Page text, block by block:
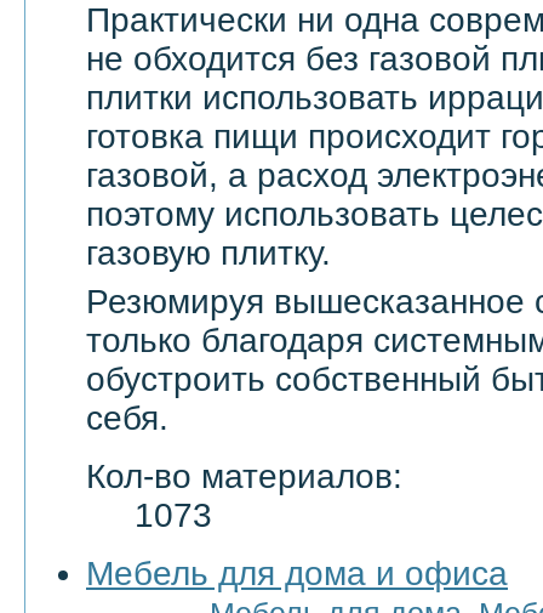
Практически ни одна
не обходится без газовой
плитки использовать
готовка пищи происходит
газовой, а расход
поэтому использовать
газовую плитку.
Резюмируя вышесказанное
только благодаря
обустроить собственный
себя.
Кол-во материалов:
1073
Мебель для дома и офиса